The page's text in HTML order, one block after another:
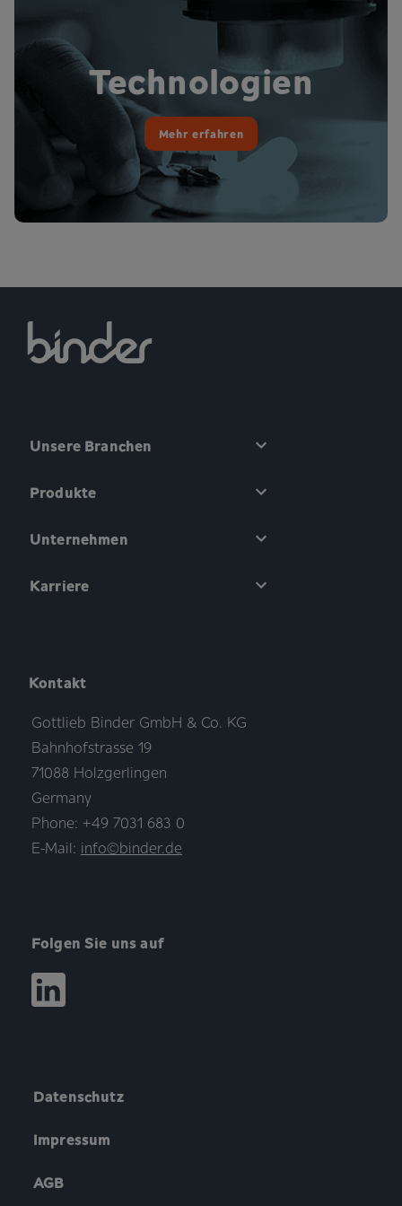
Technologien
Mehr erfahren
Unsere Branchen
Produkte
Unternehmen
Karriere
Kontakt
Gottlieb Binder GmbH & Co. KG
Bahnhofstrasse 19
71088 Holzgerlingen
Germany
Phone: +49 7031 683 0
E-Mail: info©binder.de
Folgen Sie uns auf
Datenschutz
Impressum
AGB